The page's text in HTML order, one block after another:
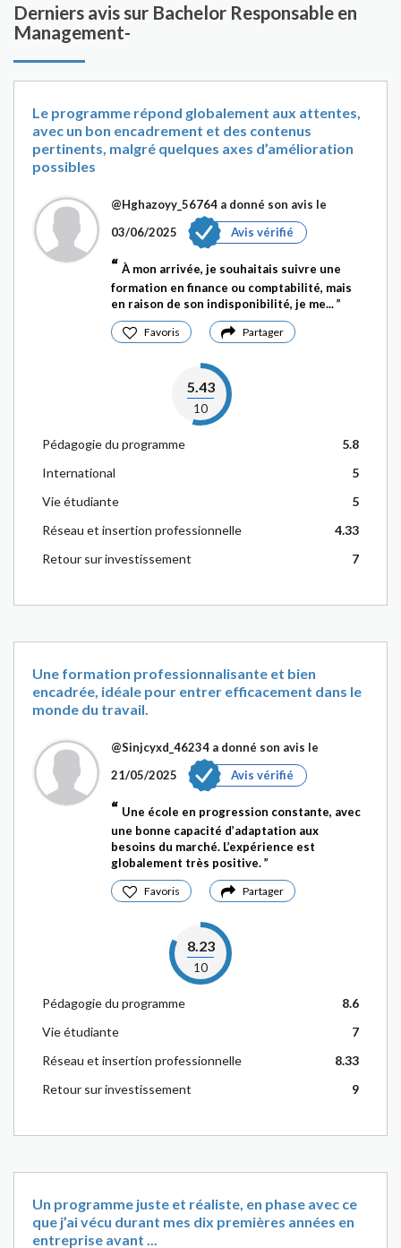
Derniers avis sur Bachelor Responsable en
Management-
Le programme répond globalement aux attentes,
avec un bon encadrement et des contenus
pertinents, malgré quelques axes d’amélioration
possibles
@Hghazoyy_56764 a donné son avis le
03/06/2025
Avis vérifié
À mon arrivée, je souhaitais suivre une
formation en finance ou comptabilité, mais
en raison de son indisponibilité, je me...
Favoris Partager
5.43
10
Pédagogie du programme
5.8
International
5
Vie étudiante
5
Réseau et insertion professionnelle
4.33
Retour sur investissement
7
Une formation professionnalisante et bien
encadrée, idéale pour entrer efficacement dans le
monde du travail.
@Sinjcyxd_46234 a donné son avis le
21/05/2025
Avis vérifié
Une école en progression constante, avec
une bonne capacité d’adaptation aux
besoins du marché. L’expérience est
globalement très positive.
Favoris Partager
8.23
10
Pédagogie du programme
8.6
Vie étudiante
7
Réseau et insertion professionnelle
8.33
Retour sur investissement
9
Un programme juste et réaliste, en phase avec ce
que j’ai vécu durant mes dix premières années en
entreprise avant ...